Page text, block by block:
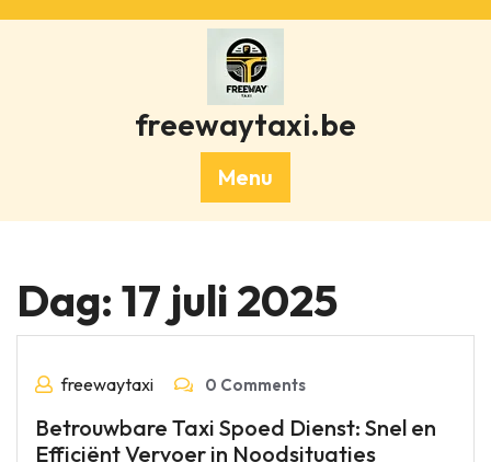
freewaytaxi.be
Menu
Dag: 17 juli 2025
freewaytaxi 0 Comments
Betrouwbare Taxi Spoed Dienst: Snel en
Efficiënt Vervoer in Noodsituaties